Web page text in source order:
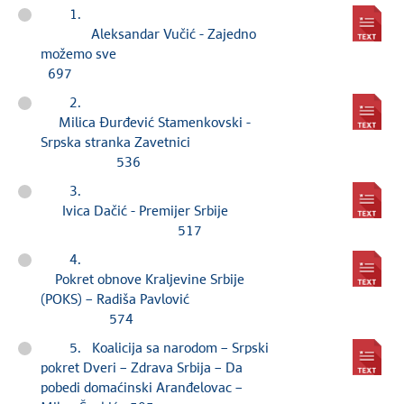
1.
Aleksandar Vučić - Zajedno
možemo sve
697
2.
Milica Đurđević Stamenkovski -
Srpska stranka Zavetnici
536
3.
Ivica Dačić - Premijer Srbije
517
4.
Pokret obnove Kraljevine Srbije
(POKS) – Radiša Pavlović
574
5. Koalicija sa narodom – Srpski
pokret Dveri – Zdrava Srbija – Da
pobedi domaćinski Aranđelovac –